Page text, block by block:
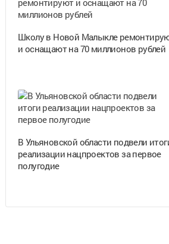
Школу в Новой Малыкле
и оснащают на 70 миллионов рублей
В Ульяновской области подвели
реализации нацпроектов за первое
полугодие